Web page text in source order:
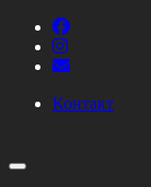
Контакт